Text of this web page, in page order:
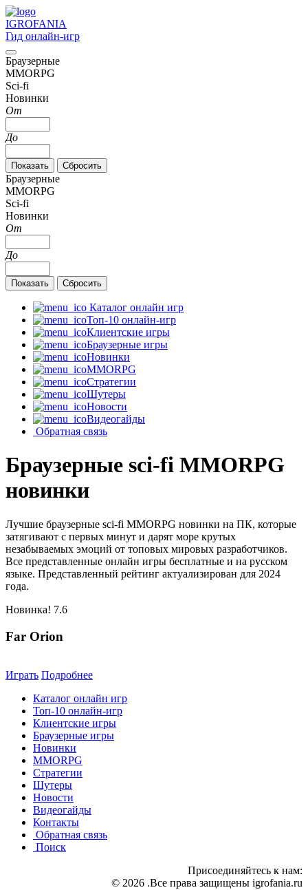
IGROFANIA
Гид онлайн-игр
Браузерные
MMORPG
Sci-fi
Новинки
От
До
Браузерные
MMORPG
Sci-fi
Новинки
От
До
Каталог онлайн игр
Топ-10 онлайн-игр
Клиентские игры
Браузерные игры
Новинки
MMORPG
Стратегии
Шутеры
Новости
Видеогайды
Обратная связь
Браузерные sci-fi MMORPG
новинки
Лучшие браузерные sci-fi MMORPG новинки на ПК, которые
затягивают с первых минут и дарят море крутых
незабываемых эмоций от топовых мировых разработчиков.
Все представленные онлайн игры бесплатные и на русском
языке. Представленный рейтинг актуализирован для 2024
года.
Новинка! 7.6
Far Orion
Играть Подробнее
Каталог онлайн игр
Топ-10 онлайн-игр
Клиентские игры
Браузерные игры
Новинки
MMORPG
Стратегии
Шутеры
Новости
Видеогайды
Контакты
Обратная связь
Поиск
Присоединяйтесь к нам:
© 2026 .Все права защищены igrofania.ru